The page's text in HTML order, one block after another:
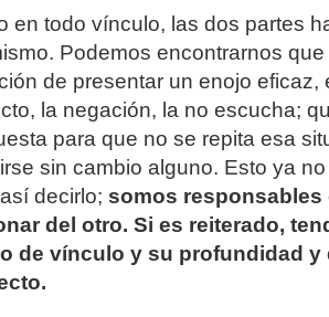
en todo vínculo, las dos partes
Podemos encontrarnos
de presentar un enojo eficaz,
la negación, la no escucha;
para que no se repita esa
sin cambio alguno. Esto ya
decirlo; somos
del otro. Si es reiterado,
de vínculo y su profundidad y